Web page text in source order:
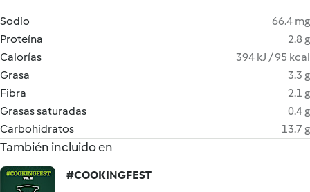
Sodio
66.4 mg
Proteína
2.8 g
Calorías
394 kJ / 95 kcal
Grasa
3.3 g
Fibra
2.1 g
Grasas saturadas
0.4 g
Carbohidratos
13.7 g
También incluido en
#COOKINGFEST